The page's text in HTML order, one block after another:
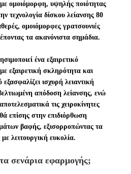
με ομοιόμορφη, υψηλής ποιότητας
τεχνολογία δίσκου λείανσης 80
ομοιόμορφες γρατσουνιές
τα ακανόνιστα σημάδια.
ένα εξαιρετικό
εξαιρετική σκληρότητα και
ισχυρή λειαντική
απόδοση λείανσης, ενώ
τις χειροκίνητες
επίσης στην επιδιόρθωση
βαφής, εξισορροπώντας τα
λειτουργική ευκολία.
σενάρια εφαρμογής;